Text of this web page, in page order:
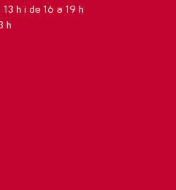
h i de 16 a 19 h
h